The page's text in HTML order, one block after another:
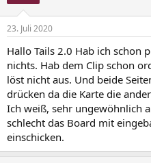
23. Juli 2020
Hallo Tails 2.0 Hab ich schon
nichts. Hab dem Clip schon
löst nicht aus. Und beide
drücken da die Karte die
Ich weiß, sehr ungewöhnlich
schlecht das Board mit
einschicken.